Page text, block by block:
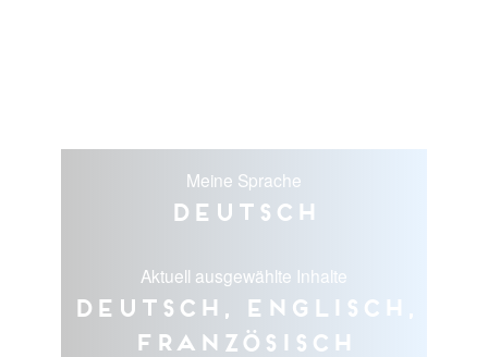
Meine Sprache
Deutsch
Aktuell ausgewählte Inhalte
Deutsch, Englisch,
Französisch